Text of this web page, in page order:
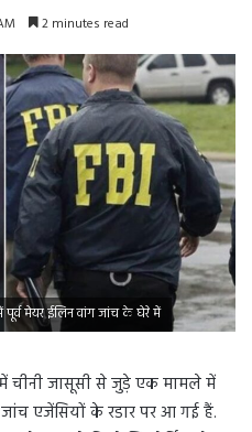
2 minutes read
मेयर ईलिन वांग जांच के घेरे में
चीनी जासूसी से जुड़े एक मामले में
एजेंसियों के रडार पर आ गई हैं.